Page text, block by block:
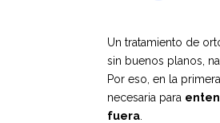
Un tratamiento de
sin buenos planos,
Por eso, en la
necesaria para
fuera